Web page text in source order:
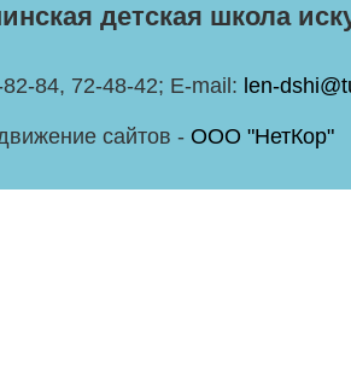
детская школа
84, 72-48-42; E-mail: len-
сайтов - ООО "НетКор"